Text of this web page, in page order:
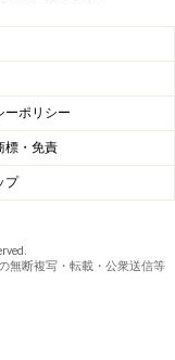
ーポリシー
標・免責
プ
無断複写・転載・公衆送信等